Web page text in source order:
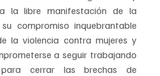
la libre manifestación de la
compromiso inquebrantable
la violencia contra mujeres y
a seguir trabajando
cerrar las brechas de